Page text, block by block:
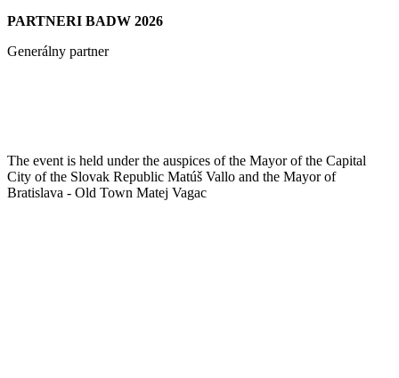
PARTNERI BADW 2026
Generálny partner
The event is held under the auspices of the Mayor of the Capital
City of the Slovak Republic Matúš Vallo and the Mayor of
Bratislava - Old Town Matej Vagac